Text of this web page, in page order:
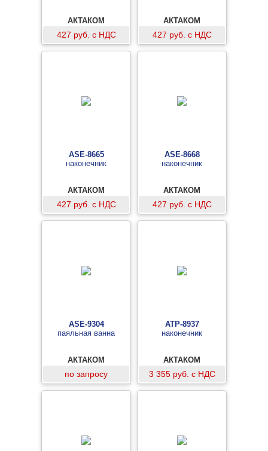
АКТАКОМ
427 руб. с НДС
АКТАКОМ
427 руб. с НДС
ASE-8665
наконечник
АКТАКОМ
427 руб. с НДС
ASE-8668
наконечник
АКТАКОМ
427 руб. с НДС
ASE-9304
паяльная ванна
АКТАКОМ
по запросу
АТР-8937
наконечник
АКТАКОМ
3 355 руб. с НДС